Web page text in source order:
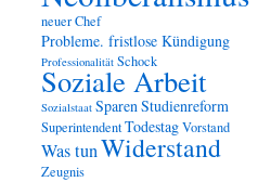
neuer Chef
Probleme. fristlose Kündigung
Professionalität Schock
Soziale Arbeit
Sozialstaat Sparen Studienreform
SuperintendentTodestagVorstand
Was tunWiderstand
Zeugnis